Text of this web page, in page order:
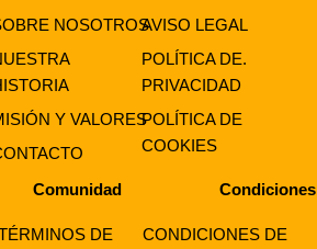
NOSOTROS
Y VALORES
AVISO LEGAL
POLÍTICA DE.
PRIVACIDAD
POLÍTICA DE
COOKIES
Comunidad Condiciones
DE
CONDICIONES DE